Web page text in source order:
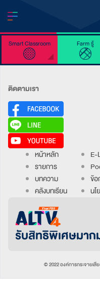
Smart Classroom Farm รู้
ติดตามเรา
หน้าหลัก
รายการ
บทความ
คลังบทเรียน
E-
ข้อ
น
รับสิทธิพิเศษมาก
© 2022 องค์การกระจายเสี